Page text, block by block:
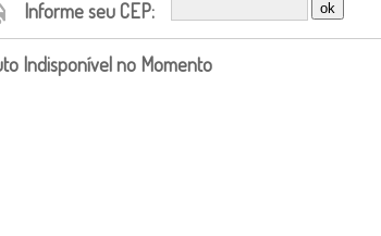
Informe seu CEP:
Indisponível no Momento